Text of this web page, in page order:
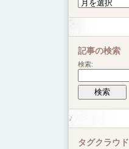
記事の検索
検索:
タグクラウド